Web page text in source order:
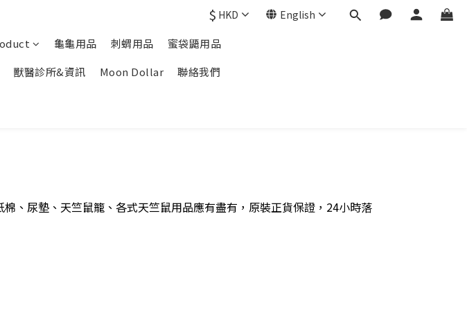
$ HKD English
龜龜用品 刺蝟用品
蜜袋鼯用品
獸醫診所&資訊 Moon Dollar
聯絡我們
、尿墊、天竺鼠籠、各式天竺鼠用品應有盡有，原裝正貨保證，24小時落